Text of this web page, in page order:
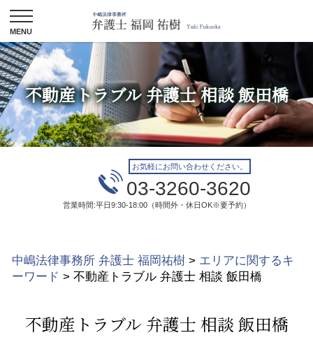
不動産トラブル 弁護士 相談 飯田橋
お気軽にお問い合わせください。
03-3260-3620
営業時間:平日9:30-18:00（時間外・休日OK※要予約）
中嶋法律事務所 弁護士 福岡祐樹 > エリアに関するキ
ーワード > 不動産トラブル 弁護士 相談 飯田橋
不動産トラブル 弁護士 相談 飯田橋